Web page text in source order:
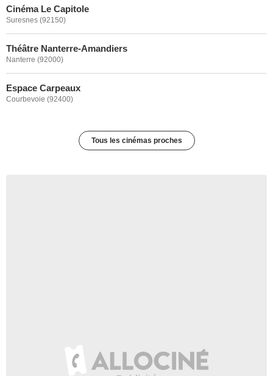
Cinéma Le Capitole
Suresnes (92150)
Théâtre Nanterre-Amandiers
Nanterre (92000)
Espace Carpeaux
Courbevoie (92400)
Tous les cinémas proches